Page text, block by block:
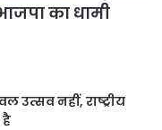
का धामी
उत्सव नहीं, राष्ट्रीय